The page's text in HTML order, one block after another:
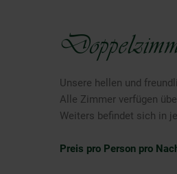
Unsere hellen und
Alle Zimmer verfügen
Weiters befindet sich in
Preis pro Person pro